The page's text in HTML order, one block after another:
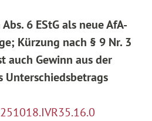
6 EStG als neue AfA-
Kürzung nach § 9 Nr. 3
auch Gewinn aus der
Unterschiedsbetrags